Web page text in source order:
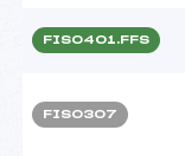
FIS0401.FFS
FIS0307